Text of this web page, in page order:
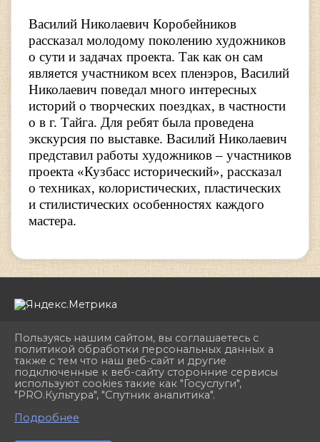
Василий Николаевич Коробейников
рассказал молодому поколению художников
о сути и задачах проекта. Так как он сам
является участником всех пленэров, Василий
Николаевич поведал много интересных
историй о творческих поездках, в частности
о в г. Тайга. Для ребят была проведена
экскурсия по выставке. Василий Николаевич
представил работы художников – участников
проекта «Кузбасс исторический», рассказал
о техниках, колористических, пластических
и стилистических особенностях каждого
мастера.
2026 г. dhshkemerovo.ru
Вход
Карта сайта
Политика обработки персональных данных
Пользуясь нашим сайтом, вы соглашаетесь с
политикой обработки персональных данных а
также с тем что наш веб-сайт и другие
подключенные к веб-сайту сторонние сервисы
используют cookies такие как "Госуслуги",
"PRO.Культура", "Спутник аналитика".
Подробнее